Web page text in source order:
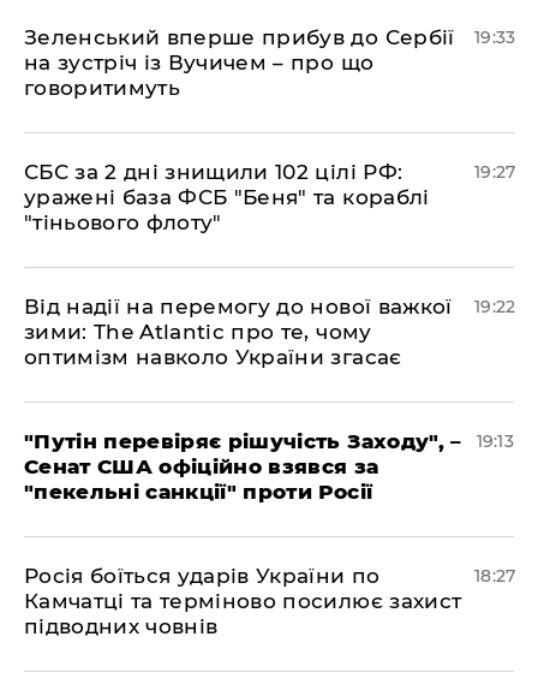
​Зеленський вперше прибув до Сербії
на зустріч із Вучичем – про що
говоритимуть
19:33
​СБС за 2 дні знищили 102 цілі РФ:
уражені база ФСБ "Беня" та кораблі
"тіньового флоту"
19:27
​Від надії на перемогу до нової важкої
зими: The Atlantic про те, чому
оптимізм навколо України згасає
19:22
​"Путін перевіряє рішучість Заходу", –
Сенат США офіційно взявся за
"пекельні санкції" проти Росії
19:13
​Росія боїться ударів України по
Камчатці та терміново посилює захист
підводних човнів
18:27